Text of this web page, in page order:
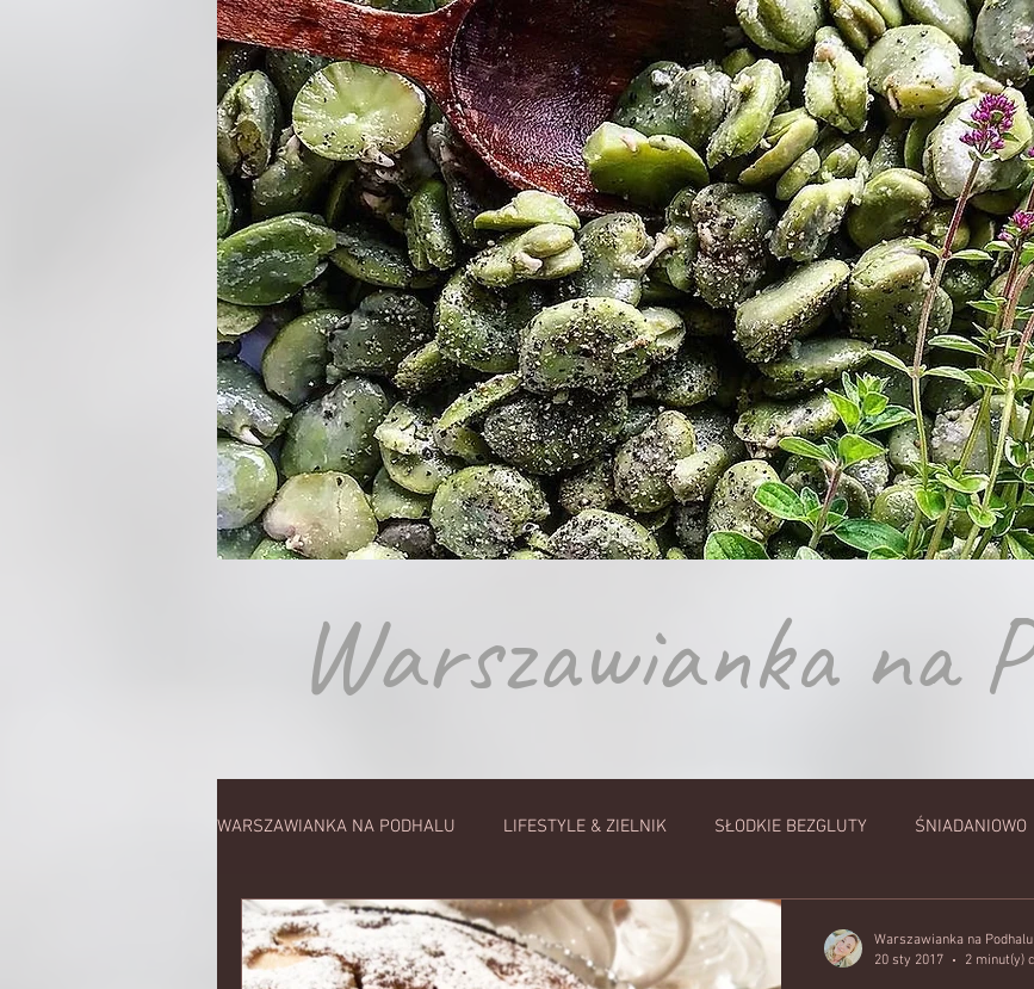
Warszawianka na
WARSZAWIANKA NA PODHALU LIFESTYLE & ZIELNIK SŁODKIE BEZGLUTY ŚNIADANIOWO
WĘDLINY DLA MIĘSOŻERCÓW PRZETWORY MLECZNE
Warszawianka na Podhalu
20 sty 2017
2 minut(y)